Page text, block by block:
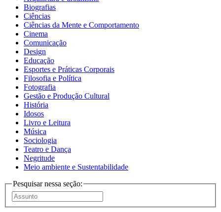
Biografias
Ciências
Ciências da Mente e Comportamento
Cinema
Comunicação
Design
Educação
Esportes e Práticas Corporais
Filosofia e Política
Fotografia
Gestão e Produção Cultural
História
Idosos
Livro e Leitura
Música
Sociologia
Teatro e Dança
Negritude
Meio ambiente e Sustentabilidade
Pesquisar nessa seção: